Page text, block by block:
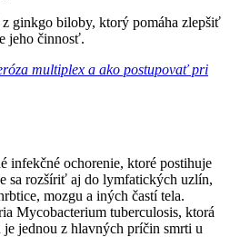
ginkgo biloby, ktorý pomáha zlepšiť
jeho činnosť.
multiplex a ako postupovať pri
infekčné ochorenie, ktoré postihuje
sa rozšíriť aj do lymfatických uzlín,
mozgu a iných častí tela.
Mycobacterium tuberculosis, ktorá
je jednou z hlavných príčin smrti u